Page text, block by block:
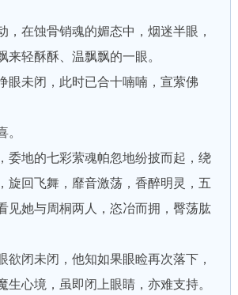
在蚀骨销魂的媚态中，烟迷半眼，
来轻酥酥、温飘飘的一眼。
未闭，此时已合十喃喃，宣萦佛
地的七彩萦魂帕忽地纷披而起，绕
旋回飞舞，靡音激荡，香醉明灵，五
见她与周桐两人，恣冶而拥，臀荡肱
闭未闭，他知如果眼睑再次落下，
生心境，虽即闭上眼睛，亦难支持。